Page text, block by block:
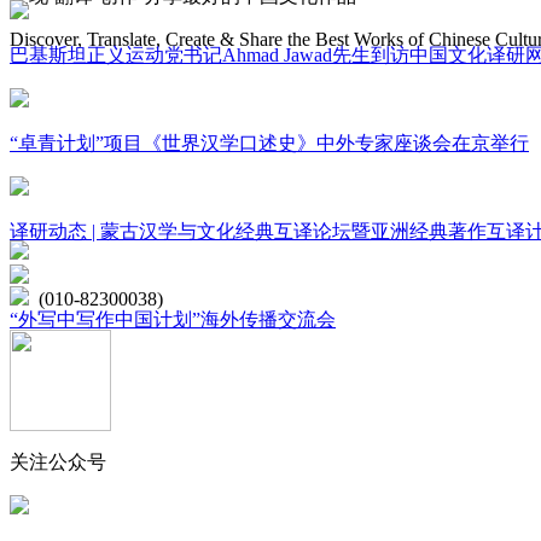
巴基斯坦正义运动党书记Ahmad Jawad先生到访中国文化译研网
“卓青计划”项目《世界汉学口述史》中外专家座谈会在京举行
译研动态 | 蒙古汉学与文化经典互译论坛暨亚洲经典著作互译
“外写中写作中国计划”海外传播交流会
Discover, Translate, Create & Share the Best Works of Chinese
网站地图
微博
联系我们
(010-82300038)
关注公众号